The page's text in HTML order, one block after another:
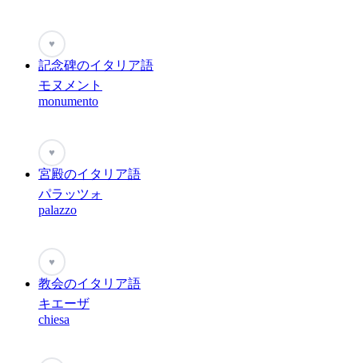
♥
記念碑のイタリア語
モヌメント
monumento
♥
宮殿のイタリア語
パラッツォ
palazzo
♥
教会のイタリア語
キエーザ
chiesa